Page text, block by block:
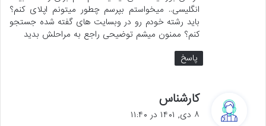
انگلیسی.. میخواستم بپرسم چطور میتونم اپلای کنم؟
باید رشته خودم رو در وبسایت های گفته شده جستجو
کنم؟ ممنون میشم توضیحی راجع به مراحلش بدید
پاسخ
کارشناس
ت
۸ دی, ۱۴۰۱ در ۱۱:۴۰